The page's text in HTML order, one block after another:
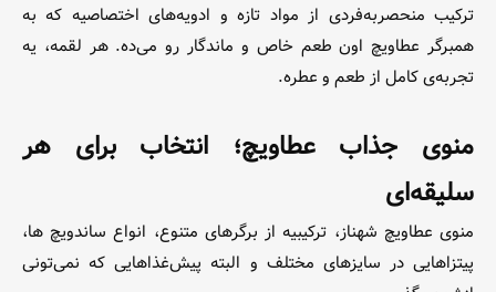
ترکیب منحصر‌به‌فردی از مواد تازه و ادویه‌های اختصاصیه که به
همبرگر عطاویچ اون طعم خاص و ماندگار رو می‌ده. هر لقمه، یه
تجربه‌ی کامل از طعم و عطره.
منوی جذاب عطاویچ؛ انتخاب برای هر
سلیقه‌ای
منوی عطاویچ شهناز، ترکیبیه از برگرهای متنوع، انواع ساندویچ ها،
پیتزاهایی در سایزهای مختلف و البته پیش‌غذاهایی که نمی‌تونی